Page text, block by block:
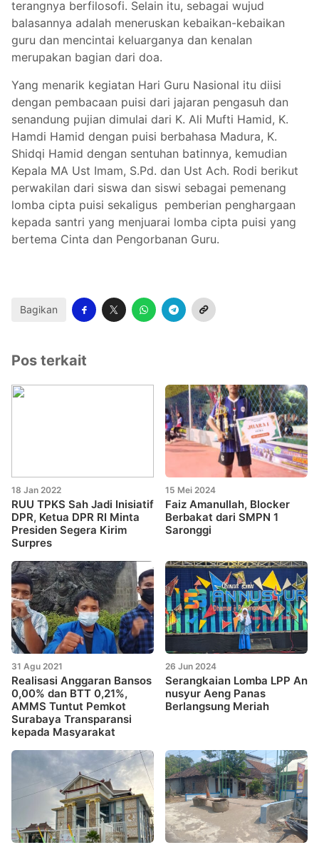
terangnya berfilosofi. Selain itu, sebagai wujud
balasannya adalah meneruskan kebaikan-kebaikan
guru dan mencintai keluarganya dan kenalan
merupakan bagian dari doa.
Yang menarik kegiatan Hari Guru Nasional itu diisi
dengan pembacaan puisi dari jajaran pengasuh dan
senandung pujian dimulai dari K. Ali Mufti Hamid, K.
Hamdi Hamid dengan puisi berbahasa Madura, K.
Shidqi Hamid dengan sentuhan batinnya, kemudian
Kepala MA Ust Imam, S.Pd. dan Ust Ach. Rodi berikut
perwakilan dari siswa dan siswi sebagai pemenang
lomba cipta puisi sekaligus pemberian penghargaan
kepada santri yang menjuarai lomba cipta puisi yang
bertema Cinta dan Pengorbanan Guru.
Bagikan
Pos terkait
18 Jan 2022
RUU TPKS Sah Jadi Inisiatif
DPR, Ketua DPR RI Minta
Presiden Segera Kirim
Surpres
15 Mei 2024
Faiz Amanullah, Blocker
Berbakat dari SMPN 1
Saronggi
31 Agu 2021
Realisasi Anggaran Bansos
0,00% dan BTT 0,21%,
AMMS Tuntut Pemkot
Surabaya Transparansi
kepada Masyarakat
26 Jun 2024
Serangkaian Lomba LPP An
nusyur Aeng Panas
Berlangsung Meriah